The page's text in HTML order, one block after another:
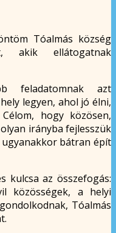
Tóalmás község
akik ellátogatnak
feladatomnak azt
legyen, ahol jó élni,
hogy közösen,
irányba fejlesszük
bátran épít
kulcsa az összefogás:
közösségek, a helyi
Tóalmás